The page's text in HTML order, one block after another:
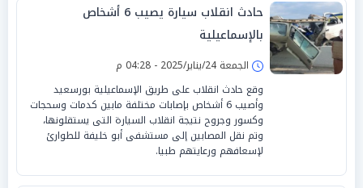
حادث انقلاب سيارة يصيب 6 أشخاص
بالإسماعيلية
الجمعة 24/يناير/2025 - 04:28 م
وقع حادث انقلاب على طريق الإسماعيلية بورسعيد
وأصيب 6 أشخاص بإصابات مختلفة مابين كدمات وسحجات
وكسور وجروح نتيجة انقلاب السيارة التى يستقلونها،
وتم نقل المصابين إلى مستشفى أبو خليفة للطوارئ
لإسعافهم ورعايتهم طبيا.